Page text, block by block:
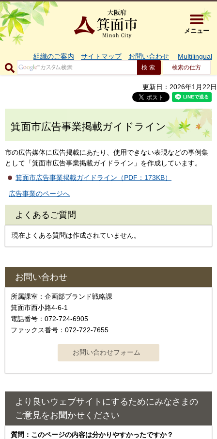
大阪府箕
メニュー
組織のご案内 サイトマップ お問い合わせ Multilingual
検索の仕方
更新日：2026年1月22日
箕面市広告事業掲載ガイドライン
市の広告媒体に広告掲載にあたり、使用できない表現などの事例集
として「箕面市広告事業掲載ガイドライン」を作成しています。
箕面市広告事業掲載ガイドライン（PDF：173KB）
広告事業のページへ
よくあるご質問
現在よくある質問は作成されていません。
お問い合わせ
所属課室：企画部ブランド戦略課
箕面市西小路4-6-1
電話番号：072-724-6905
ファックス番号：072-722-7655
より良いウェブサイトにするためにみなさまの
ご意見をお聞かせください
質問：このページの内容は分かりやすかったですか？